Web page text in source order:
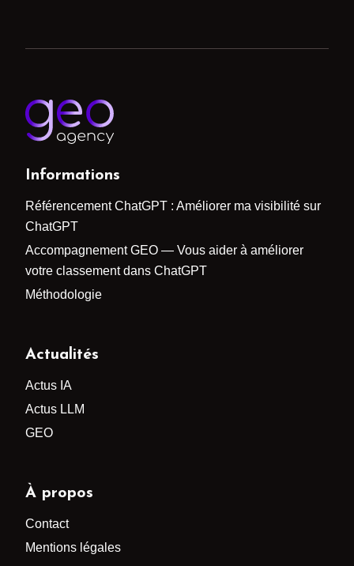
Informations
Référencement ChatGPT : Améliorer ma visibilité sur
ChatGPT
Accompagnement GEO — Vous aider à améliorer
votre classement dans ChatGPT
Méthodologie
Actualités
Actus IA
Actus LLM
GEO
À propos
Contact
Mentions légales